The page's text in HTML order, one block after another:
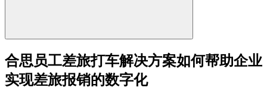
合思员工差旅打车解决方案如何帮助企业
实现差旅报销的数字化